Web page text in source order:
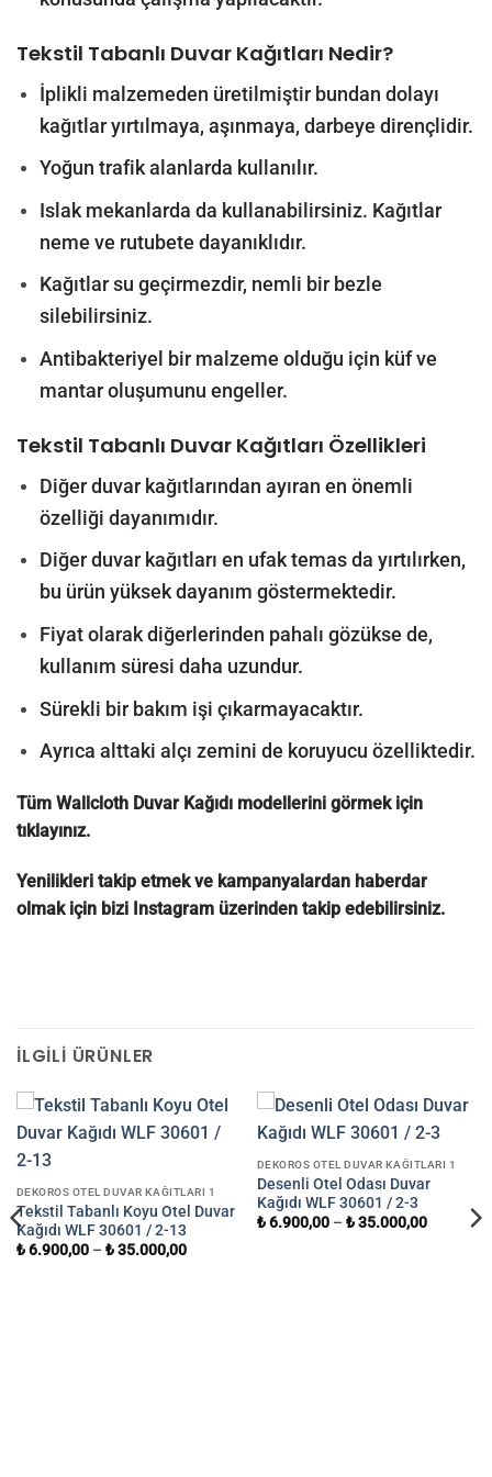
Tekstil Tabanlı Duvar Kağıtları Nedir?
İplikli malzemeden üretilmiştir bundan dolayı
kağıtlar yırtılmaya, aşınmaya, darbeye dirençlidir.
Yoğun trafik alanlarda kullanılır.
Islak mekanlarda da kullanabilirsiniz. Kağıtlar
neme ve rutubete dayanıklıdır.
Kağıtlar su geçirmezdir, nemli bir bezle
silebilirsiniz.
Antibakteriyel bir malzeme olduğu için küf ve
mantar oluşumunu engeller.
Tekstil Tabanlı Duvar Kağıtları Özellikleri
Diğer duvar kağıtlarından ayıran en önemli
özelliği dayanımıdır.
Diğer duvar kağıtları en ufak temas da yırtılırken,
bu ürün yüksek dayanım göstermektedir.
Fiyat olarak diğerlerinden pahalı gözükse de,
kullanım süresi daha uzundur.
Sürekli bir bakım işi çıkarmayacaktır.
Ayrıca alttaki alçı zemini de koruyucu özelliktedir.
Tüm Wallcloth Duvar Kağıdı modellerini görmek için
tıklayınız.
Yenilikleri takip etmek ve kampanyalardan haberdar
olmak için bizi Instagram üzerinden takip edebilirsiniz.
İLGILI ÜRÜNLER
DEKOROS OTEL DUVAR KAĞITLARI 1
Tekstil Tabanlı Koyu Otel Duvar
Kağıdı WLF 30601 / 2-13
₺6.900,00– ₺35.000,00
DEKOROS OTEL DUVAR KAĞITLARI 1
Desenli Otel Odası Duvar
Kağıdı WLF 30601 / 2-3
₺6.900,00– ₺35.000,00